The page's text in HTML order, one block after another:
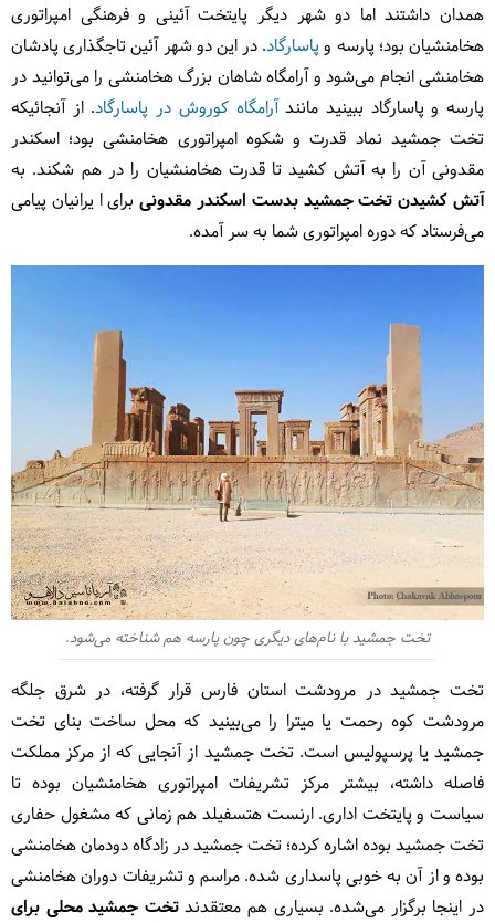
همدان داشتند اما دو شهر دیگر پایتخت آئینی و فرهنگی امپراتوری
هخامنشیان بود؛ پارسه وپاسارگاد. در این دو شهر آئین تاجگذاری پادشان
هخامنشی انجام می‌شود و آرامگاه شاهان بزرگ هخامنشی را می‌توانید در
پارسه و پاسارگاد ببینید مانندآرامگاه کوروش در پاسارگاد. از آنجائیکه
تخت جمشید نماد قدرت و شکوه امپراتوری هخامنشی بود؛ اسکندر
مقدونی آن را به آتش کشید تا قدرت هخامنشیان را در هم شکند. به
آتش کشیدن تخت جمشید بدست اسکندر مقدونیبرای ا یرانیان پیامی
می‌فرستاد که دوره امپراتوری شما به سر آمده.
تخت جمشید با نام‌های دیگری چون پارسه هم شناخته می‌شود.
تخت جمشید در مرودشت استان فارس قرار گرفته، در شرق جلگه
مرودشت کوه رحمت یا میترا را می‌بینید که محل ساخت بنای تخت
جمشید یا پرسپولیس است. تخت جمشید از آنجایی که از مرکز مملکت
فاصله داشته، بیشتر مرکز تشریفات امپراتوری هخامنشیان بوده تا
سیاست و پایتخت اداری. ارنست هتسفیلد هم زمانی که مشغول حفاری
تخت جمشید بوده اشاره کرده؛ تخت جمشید در زادگاه دودمان هخامنشی
بوده و از آن به خوبی پاسداری شده. مراسم و تشریفات دوران هخامنشی
در اینجا برگزار می‌شده. بسیاری هم معتقدندتخت جمشید محلی برای